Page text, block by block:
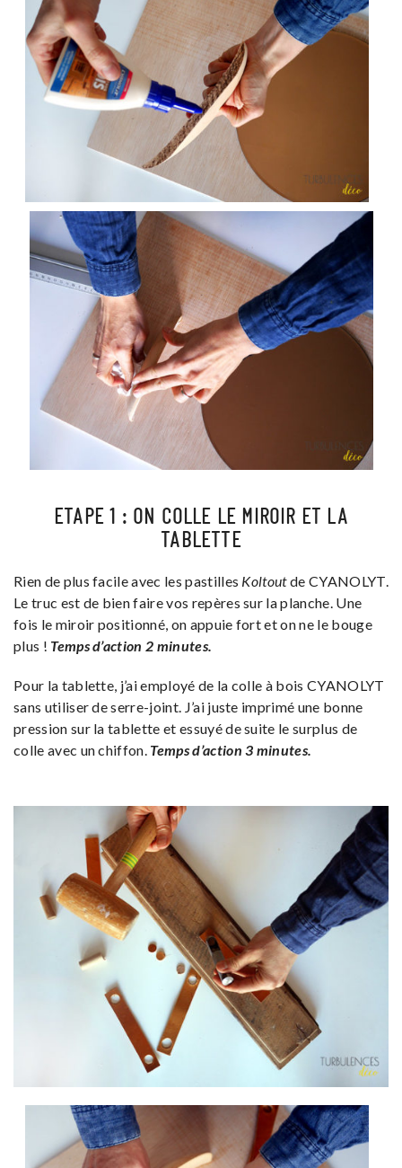
ETAPE 1 : ON COLLE LE MIROIR ET LA
TABLETTE
Rien de plus facile avec les pastilles Koltoutde CYANOLYT.
Le truc est de bien faire vos repères sur la planche. Une
fois le miroir positionné, on appuie fort et on ne le bouge
plus ! Temps d’action 2 minutes.
Pour la tablette, j’ai employé de la colle à bois CYANOLYT
sans utiliser de serre-joint. J’ai juste imprimé une bonne
pression sur la tablette et essuyé de suite le surplus de
colle avec un chiffon. Temps d’action 3 minutes.